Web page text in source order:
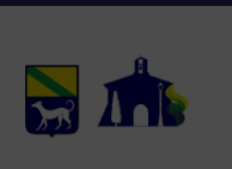
Aller
Passer
navigation
principale
Atteindre
page